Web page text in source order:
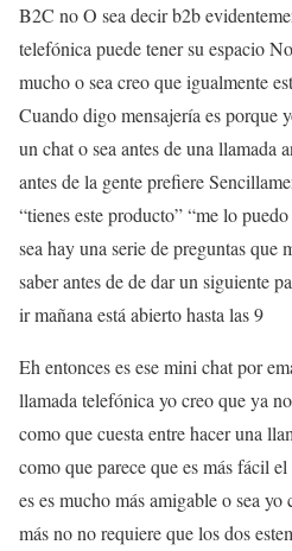
B2C no O sea decir b2b
telefónica puede tener su espacio
mucho o sea creo que igualmente
Cuando digo mensajería es porque
un chat o sea antes de una llamada
antes de la gente prefiere
“tienes este producto” “me lo
sea hay una serie de preguntas que
saber antes de de dar un siguiente
ir mañana está abierto hasta las 9
Eh entonces es ese mini chat por
llamada telefónica yo creo que ya
como que cuesta entre hacer una
como que parece que es más fácil
es es mucho más amigable o sea
más no no requiere que los dos